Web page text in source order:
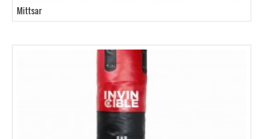
Mittsar